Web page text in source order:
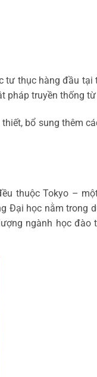
thục hàng đầu tại
pháp truyền thống
bổ sung thêm
thuộc Tokyo –
Đại học nằm trong
ngành học